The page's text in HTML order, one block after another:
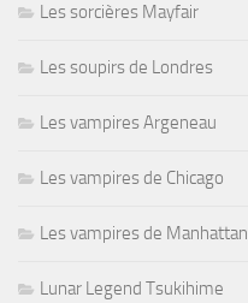
Les sorcières Mayfair
Les soupirs de Londres
Les vampires Argeneau
Les vampires de Chicago
Les vampires de Manhattan
Lunar Legend Tsukihime